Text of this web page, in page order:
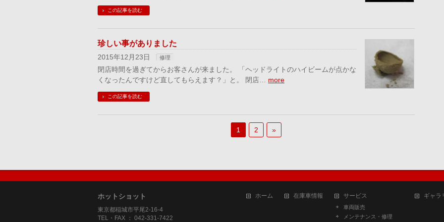
この記事を読む
珍しい事がありました
2015年12月23日 修理
閉店時間を過ぎてからお客さんが来ました。 「ヘッドライトのハイビームが点かな
くなったんですけど直してもらえます？」と。 閉店… more
この記事を読む
1 2 »
ホットショット
東京都稲城市平尾2-16-4
TEL・FAX ： 042-331-7422
ホーム 在庫車情報 サービス
車両販売
メンテナンス・修理
ギャラ